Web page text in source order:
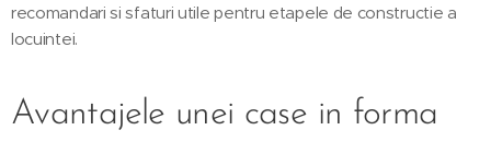
recomandari si sfaturi utile pentru etapele de constructie a
locuintei.
Avantajele unei case in forma